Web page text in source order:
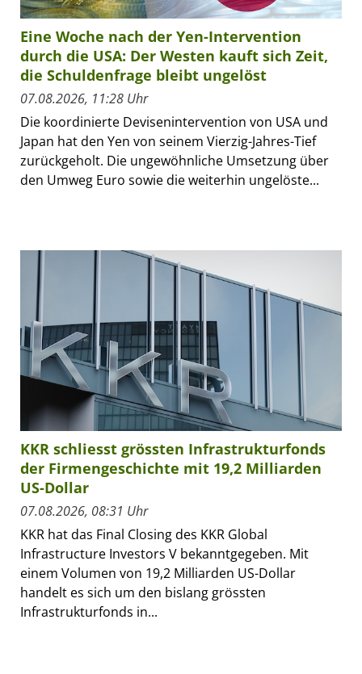
Eine Woche nach der Yen-Intervention
durch die USA: Der Westen kauft sich Zeit,
die Schuldenfrage bleibt ungelöst
07.08.2026, 11:28 Uhr
Die koordinierte Devisenintervention von USA und
Japan hat den Yen von seinem Vierzig-Jahres-Tief
zurückgeholt. Die ungewöhnliche Umsetzung über
den Umweg Euro sowie die weiterhin ungelöste...
KKR schliesst grössten Infrastrukturfonds
der Firmengeschichte mit 19,2 Milliarden
US-Dollar
07.08.2026, 08:31 Uhr
KKR hat das Final Closing des KKR Global
Infrastructure Investors V bekanntgegeben. Mit
einem Volumen von 19,2 Milliarden US-Dollar
handelt es sich um den bislang grössten
Infrastrukturfonds in...